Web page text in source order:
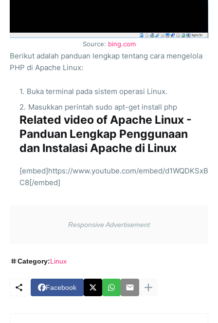
Source: bing.com
Berikut adalah panduan lengkap tentang cara mengelola
PHP di Apache Linux:
Buka terminal pada sistem operasi Linux.
Masukkan perintah sudo apt-get install php
Related video of Apache Linux -
Panduan Lengkap Penggunaan
dan Instalasi Apache di Linux
[embed]https://www.youtube.com/embed/d1WQDKSxB
C8[/embed]
Category:Linux
Facebook